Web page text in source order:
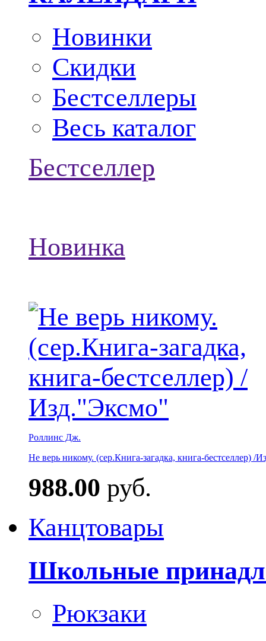
Новинки
Скидки
Бестселлеры
Весь каталог
Бестселлер
Новинка
Роллинс Дж.
Не верь никому. (сер.Книга-загадка, книга-бестселлер) /
988.00 руб.
Канцтовары
Школьные
Рюкзаки